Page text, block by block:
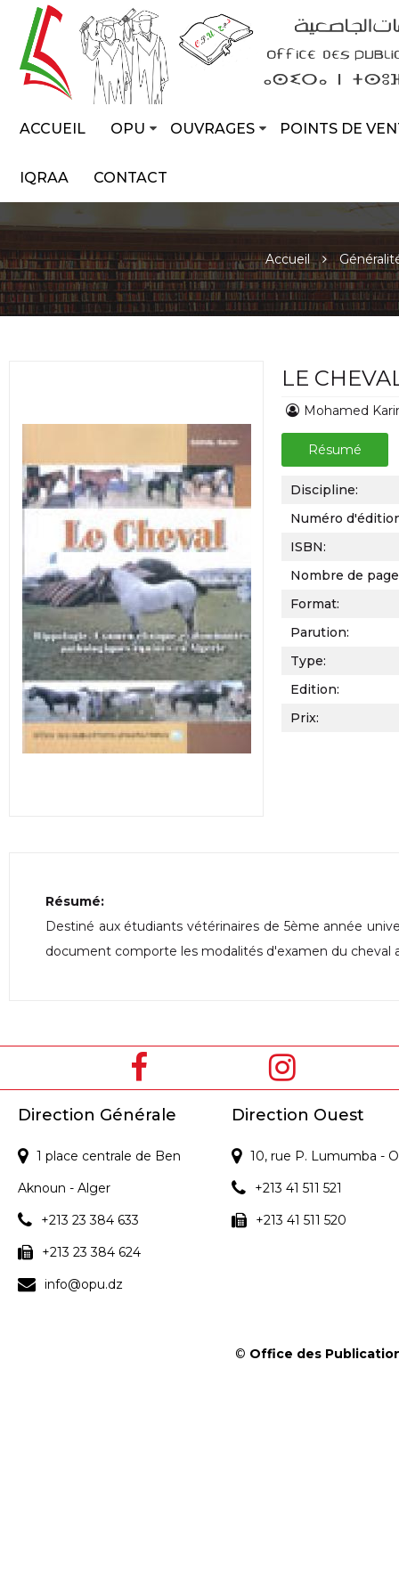
ACCUEIL OPU OUVRAGES POINTS DE
IQRAA CONTACT
Accueil
LE
Mohamed
Résumé
Discipline:
Numéro
ISBN:
Nombre de
Format:
Parution:
Type:
Edition:
Prix:
Résumé:
Destiné aux étudiants vétérinaires de 5ème année
document comporte les modalités d'examen du cheval
Direction Générale
1 place centrale de Ben
Aknoun - Alger
+213 23 384 633
+213 23 384 624
info@opu.dz
Direction Ouest
10, rue P. Lumumba -
+213 41 511 521
+213 41 511 520
© Office des